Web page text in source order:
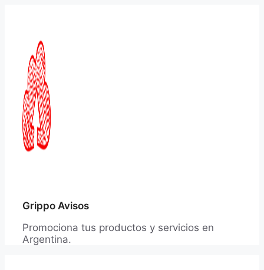
Grippo Avisos
Promociona tus productos y servicios en
Argentina.